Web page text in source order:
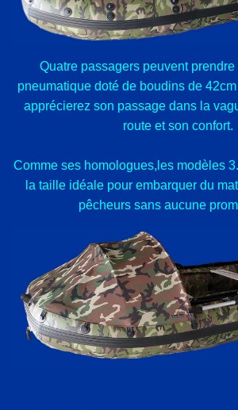
Quatre passagers peuvent
pneumatique doté de boudins de
apprécierez son passage dans la
route et son confort.
Comme ses homologues,les modèles
la taille idéale pour embarquer du
pêcheurs sans aucune